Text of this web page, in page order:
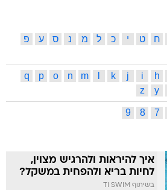
ח ט י כ ל מ נ ס ע
פ
h
i
j
k
m
n
o
p
q
y
z
7
8
9
איך להיראות ולהרגיש מצוין,
לחיות בריא ולהפחית במשקל?
בשיתוף TI SWIM